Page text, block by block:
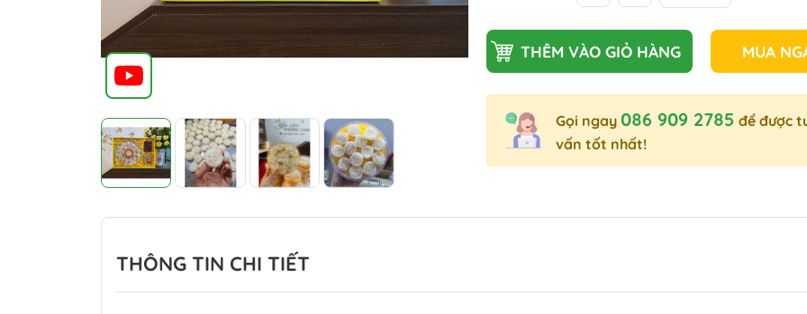
THÊM VÀO GIỎ HÀNG MUA
Gọi ngay 086 909 2785 để được
vấn tốt nhất!
THÔNG TIN CHI TIẾT